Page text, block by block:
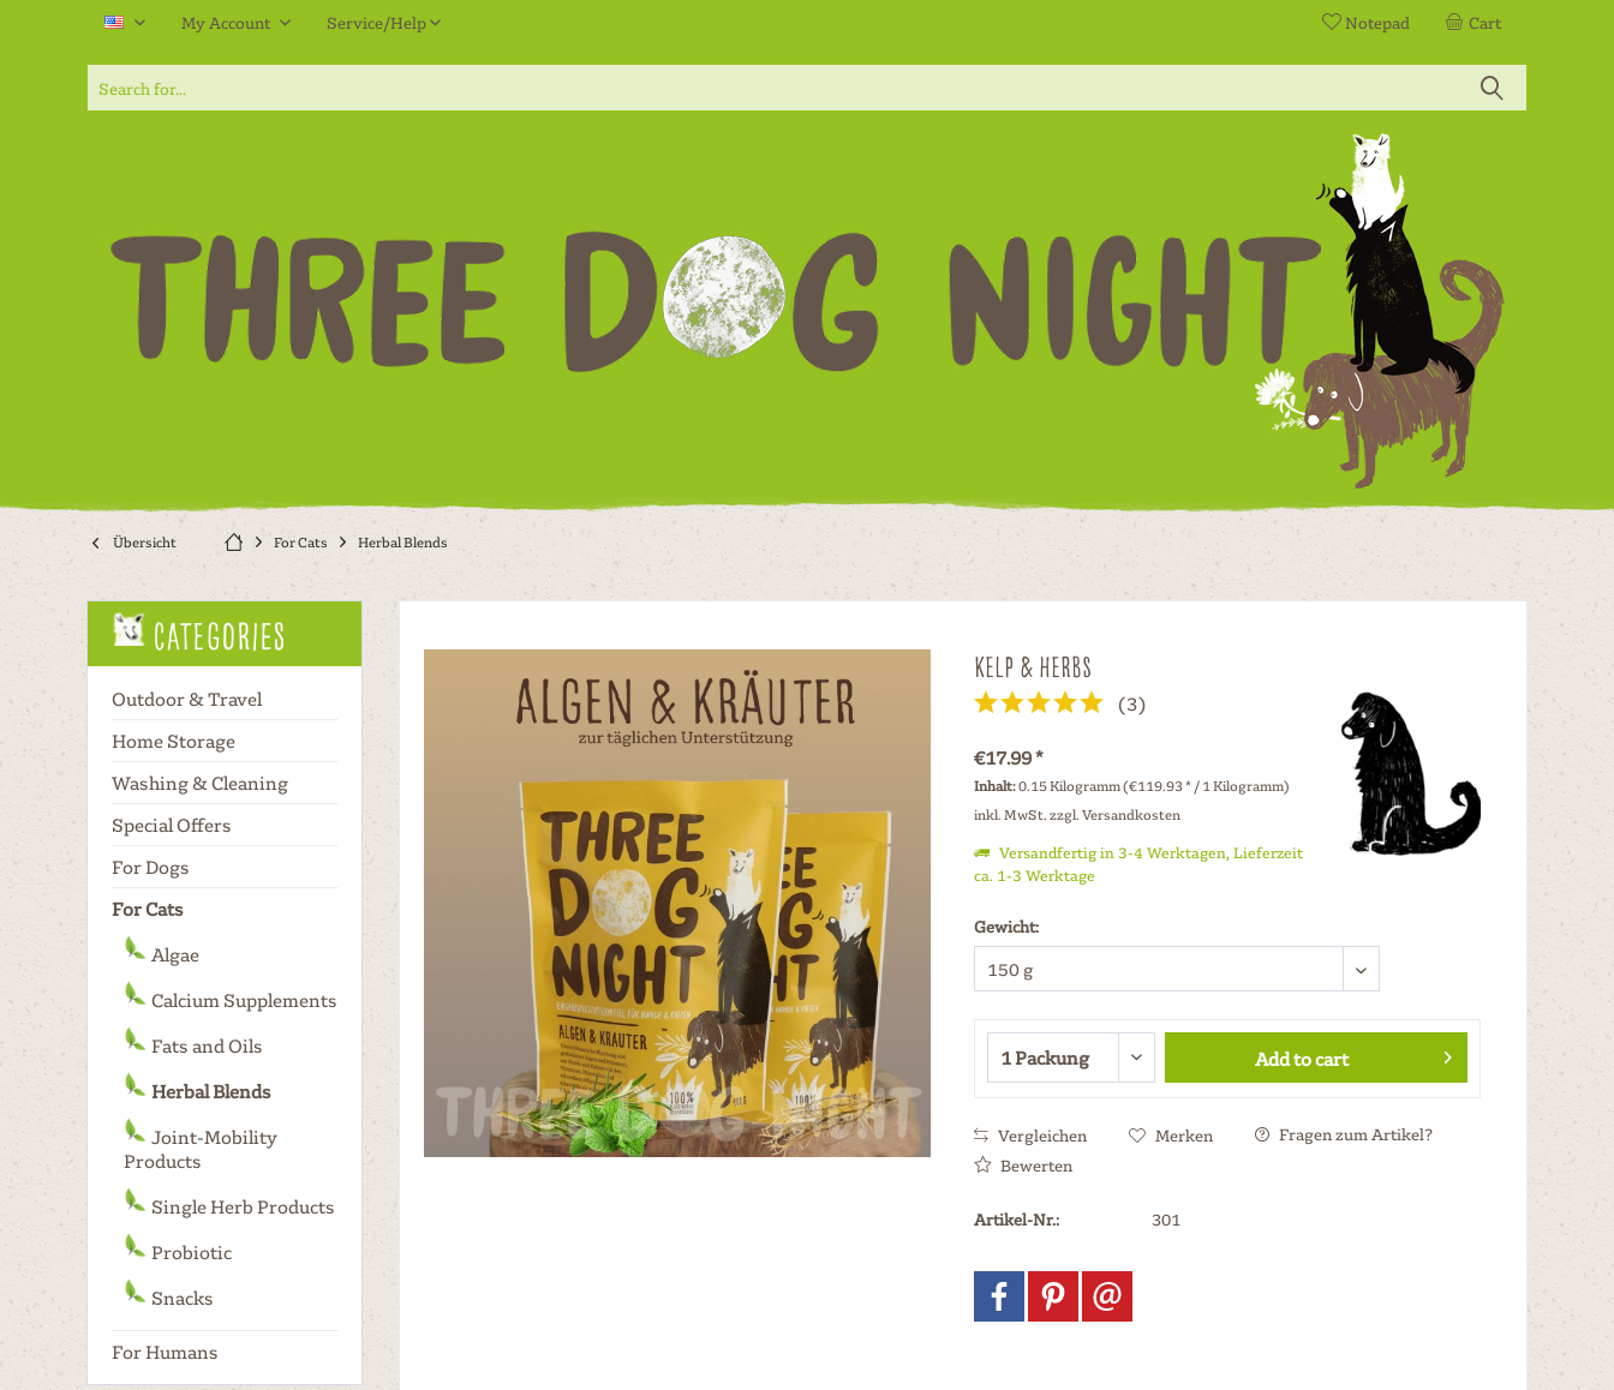
Cart
Notepad
My Account Service/Help
Übersicht For Cats Herbal Blends
Categories
Outdoor & Travel
Home Storage
Washing & Cleaning
Special Offers
For Dogs
For Cats
Algae
Calcium Supplements
Fats and Oils
Herbal Blends
Joint-Mobility
Products
Single Herb Products
Probiotic
Snacks
For Humans
Kelp & Herbs
(3)
€17.99 *
Inhalt:0.15 Kilogramm (€119.93 * / 1 Kilogramm)
inkl. MwSt. zzgl. Versandkosten
Versandfertig in 3-4 Werktagen, Lieferzeit
ca. 1-3 Werktage
Gewicht:
Add to cart
Vergleichen Merken
Fragen zum Artikel?
Bewerten
Artikel-Nr.: 301